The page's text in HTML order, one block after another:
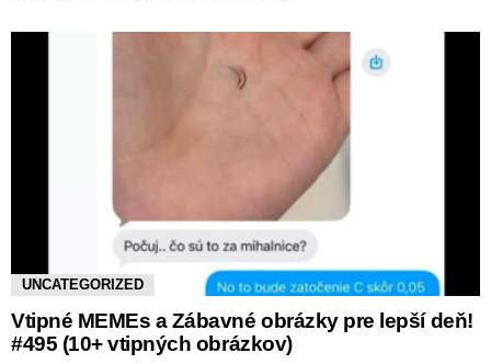
UNCATEGORIZED
Vtipné MEMEs a Zábavné obrázky pre lepší deň!
#495 (10+ vtipných obrázkov)